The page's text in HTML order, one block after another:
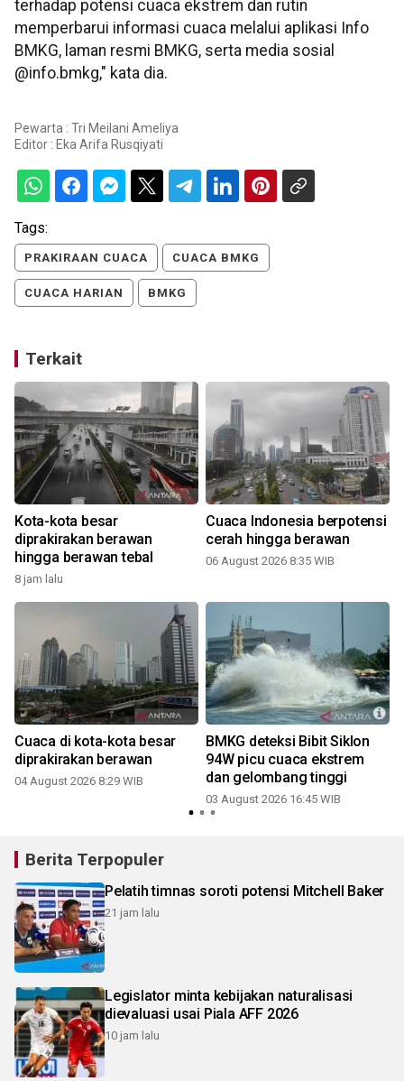
terhadap potensi cuaca ekstrem dan rutin
memperbarui informasi cuaca melalui aplikasi Info
BMKG, laman resmi BMKG, serta media sosial
@info.bmkg," kata dia.
Pewarta : Tri Meilani Ameliya
Editor : Eka Arifa Rusqiyati
Tags:
PRAKIRAAN CUACA CUACA BMKG
CUACA HARIAN BMKG
Terkait
Kota-kota besar
diprakirakan berawan
hingga berawan tebal
8 jam lalu
Cuaca Indonesia berpotensi
cerah hingga berawan
06 August 2026 8:35 WIB
Cuaca di kota-kota besar
diprakirakan berawan
04 August 2026 8:29 WIB
BMKG deteksi Bibit Siklon
94W picu cuaca ekstrem
dan gelombang tinggi
03 August 2026 16:45 WIB
Berita Terpopuler
Pelatih timnas soroti potensi Mitchell Baker
21 jam lalu
Legislator minta kebijakan naturalisasi
dievaluasi usai Piala AFF 2026
10 jam lalu